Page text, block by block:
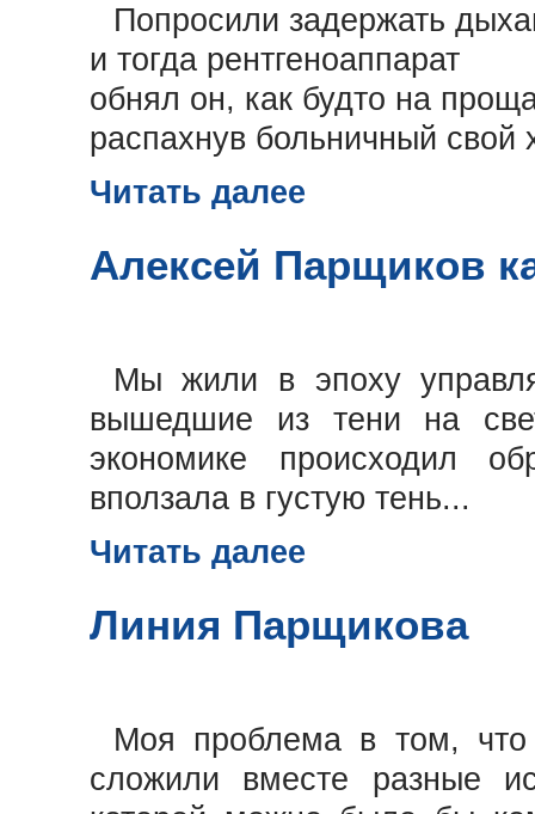
Попросили задержать
и тогда рентгеноаппарат
обнял он, как будто на
распахнув больничный свой
Читать далее
Алексей Парщиков
Мы жили в эпоху
вышедшие из тени на
экономике происходил
вползала в густую тень...
Читать далее
Линия Парщикова
Моя проблема в том,
сложили вместе разные